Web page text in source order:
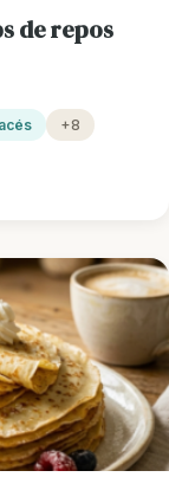
de repos
+8